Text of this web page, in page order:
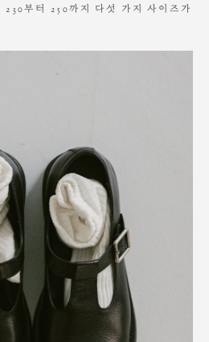
부터 250까지 다섯 가지 사이즈가